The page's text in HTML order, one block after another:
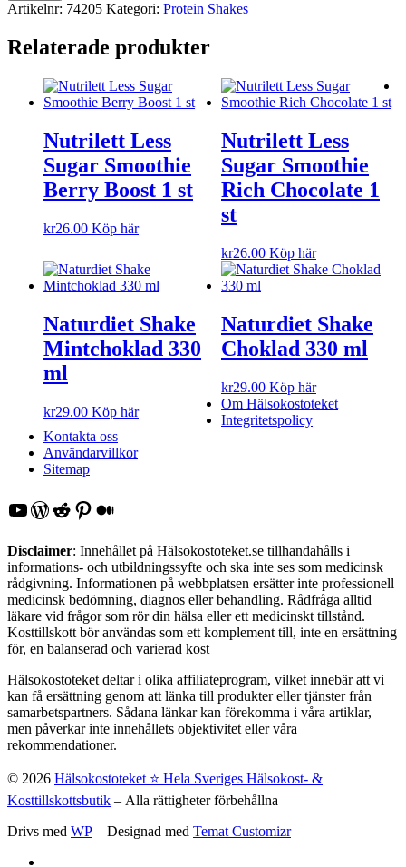
Artikelnr: 74205 Kategori: Protein Shakes
Relaterade produkter
Nutrilett Less
Sugar Smoothie
Berry Boost 1 st
kr26.00 Köp här
Nutrilett Less
Sugar Smoothie
Rich Chocolate 1
st
kr26.00 Köp här
Naturdiet Shake
Mintchoklad 330
ml
kr29.00 Köp här
Naturdiet Shake
Choklad 330 ml
kr29.00 Köp här
Om Hälsokostoteket
Integritetspolicy
Kontakta oss
Användarvillkor
Sitemap
YouTube
WordPress
Reddit
Pinterest
Medium
Disclaimer: Innehållet på Hälsokostoteket.se tillhandahålls i
informations- och utbildningssyfte och ska inte ses som medicinsk
rådgivning. Informationen på webbplatsen ersätter inte professionell
medicinsk bedömning, diagnos eller behandling. Rådfråga alltid
läkare vid frågor som rör din hälsa eller ett medicinskt tillstånd.
Kosttillskott bör användas som ett komplement till, inte en ersättning
för, en balanserad och varierad kost
Hälsokostoteket deltar i olika affiliateprogram, vilket innebär att vi
kan få ersättning genom att länka till produkter eller tjänster från
samarbetspartners. Sådana länkar kan förekomma i våra artiklar,
men påverkar inte innehållets objektivitet eller våra
rekommendationer.
© 2026 Hälsokostoteket ⭐️ Hela Sveriges Hälsokost- &
Kosttillskottsbutik – Alla rättigheter förbehållna
Drivs med WP – Designad med Temat Customizr